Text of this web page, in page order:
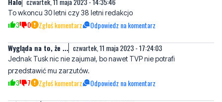
Komentarze
To wkoncu 30 letni czy 38 letni redakcjo
3 0 Zgłoś komentarz Odpowiedz na komentarz
Wygląda na to, że ... czwartek, 11 maja 2023 - 17:24:03